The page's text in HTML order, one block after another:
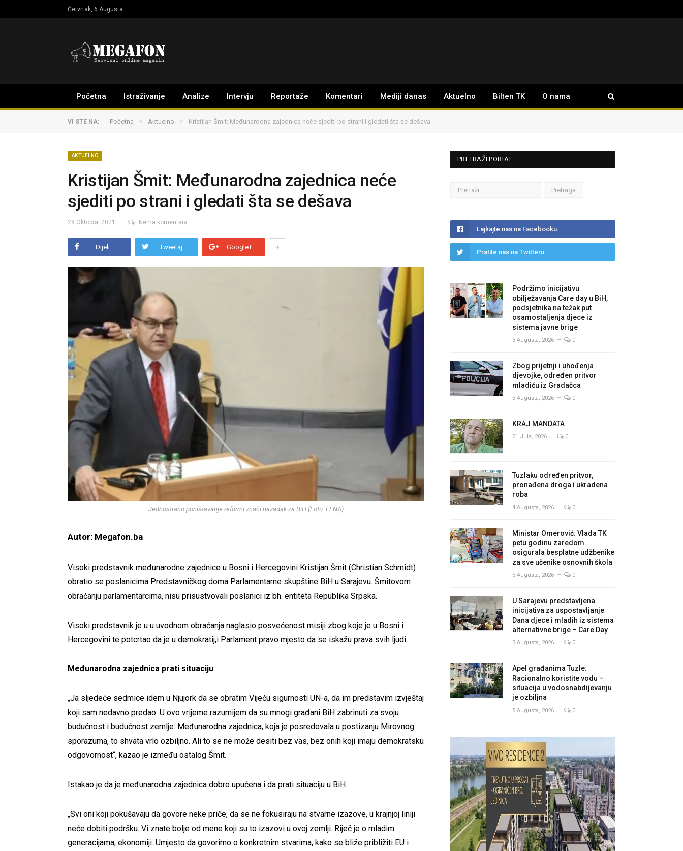
Četvrtak, 6 Augusta
Početna Istraživanje Analize Intervju Reportaže Komentari Mediji danas Aktuelno Bilten TK O nama
VI STE NA: Početna » Aktuelno » Kristijan Šmit: Međunarodna zajednica neće sjediti po strani i gledati šta se dešava
AKTUELNO
Kristijan Šmit: Međunarodna zajednica neće
sjediti po strani i gledati šta se dešava
28 Oktobra, 2021 Nema komentara
Dijeli Tweetaj Google+ +
Jednostrano poništavanje reformi znači nazadak za BiH (Foto: FENA)
Autor: Megafon.ba
Visoki predstavnik međunarodne zajednice u Bosni i Hercegovini Kristijan Šmit (Christian Schmidt)
obratio se poslanicima Predstavničkog doma Parlamentarne skupštine BiH u Sarajevu. Šmitovom
obraćanju parlamentarcima, nisu prisustvovali poslanici iz bh. entiteta Republika Srpska.
Visoki predstavnik je u u uvodnom obraćanja naglasio posvećenost misiji zbog koje je u Bosni i
Hercegovini te potcrtao da je u demokratij,i Parlament pravo mjesto da se iskažu prava svih ljudi.
Međunarodna zajednica prati situaciju
„Ja sljedeće sedmice idem u Njujork da se obratim Vijeću sigurnosti UN-a, da im predstavim izvještaj
koji sam nedavno predao. U ovo vrijeme razumijem da su mnogi građani BiH zabrinuti za svoju
budućnost i budućnost zemlje. Međunarodna zajednica, koja je posredovala u postizanju Mirovnog
sporazuma, to shvata vrlo ozbiljno. Ali to se ne može desiti bez vas, bez onih koji imaju demokratsku
odgovornost“, kazao je između ostalog Šmit.
Istakao je da je međunarodna zajednica dobro upućena i da prati situaciju u BiH.
„Svi oni koji pokušavaju da govore neke priče, da se ne fokusiraju na stvarne izazove, u krajnjoj liniji
neće dobiti podršku. Vi znate bolje od mene koji su to izazovi u ovoj zemlji. Riječ je o mladim
generacijama, ekonomiji. Umjesto da govorimo o konkretnim stvarima, kako se bliže približiti EU i
PRETRAŽI PORTAL
Lajkajte nas na Facebooku
Pratite nas na Twitteru
Podržimo inicijativu
obilježavanja Care day u BiH,
podsjetnika na težak put
osamostaljenja djece iz
sistema javne brige
3 Augusta, 2026 0
Zbog prijetnji i uhođenja
djevojke, određen pritvor
mladiću iz Gradačca
3 Augusta, 2026 0
KRAJ MANDATA
31 Jula, 2026 0
Tuzlaku određen pritvor,
pronađena droga i ukradena
roba
4 Augusta, 2026 0
Ministar Omerović: Vlada TK
petu godinu zaredom
osigurala besplatne udžbenike
za sve učenike osnovnih škola
3 Augusta, 2026 0
U Sarajevu predstavljena
inicijativa za uspostavljanje
Dana djece i mladih iz sistema
alternativne brige – Care Day
3 Augusta, 2026 0
Apel građanima Tuzle:
Racionalno koristite vodu –
situacija u vodosnabdijevanju
je ozbiljna
5 Augusta, 2026 0